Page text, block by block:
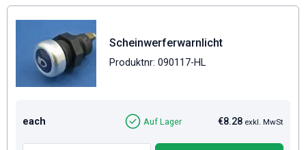
Scheinwerferwarnlicht
Produktnr: 090117-HL
each €8.28 exkl. MwSt
Auf Lager